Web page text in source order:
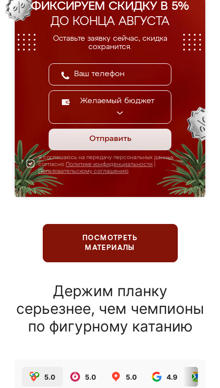
ФИКСИРУЕМ СКИДКУ В 5%
ДО КОНЦА АВГУСТА
Оставьте заявку сейчас, скидка
сохранится.
Желаемый бюджет
Отправить
Я соглашаюсь на передачу персональных данных
согласно Политике конфиденциальности
Пользовательскому соглашению
ПОСМОТРЕТЬ
МАТЕРИАЛЫ
Держим планку
серьезнее, чем чемпионы
по фигурному катанию
5.0 5.0 5.0 4.9